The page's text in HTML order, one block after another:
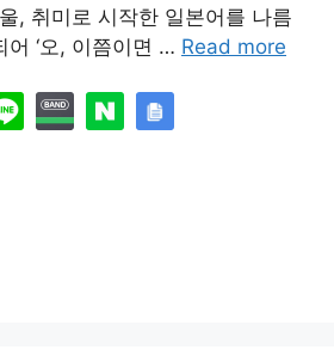
, 취미로 시작한 일본어를 나름
어 ‘오, 이쯤이면 … Read more